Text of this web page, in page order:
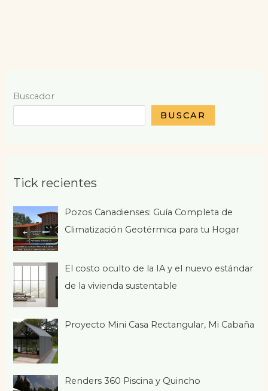
Buscador
BUSCAR
Tick recientes
Pozos Canadienses: Guía Completa de
Climatización Geotérmica para tu Hogar
El costo oculto de la IA y el nuevo estándar
de la vivienda sustentable
Proyecto Mini Casa Rectangular, Mi Cabaña
Renders 360 Piscina y Quincho